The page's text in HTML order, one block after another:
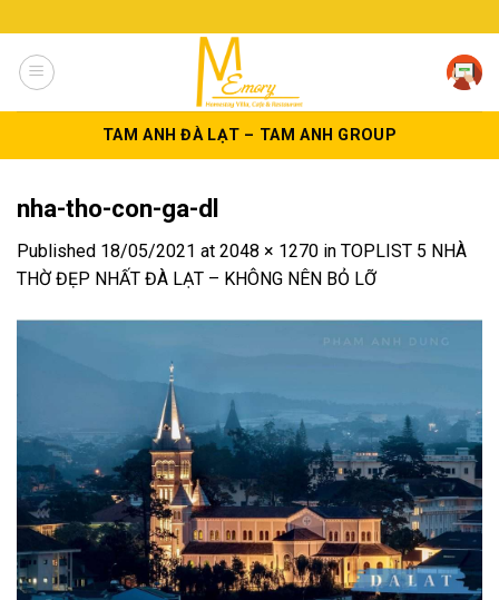
to
content
TAM ANH ĐÀ LẠT – TAM ANH GROUP
nha-tho-con-ga-dl
Published 18/05/2021 at 2048 × 1270 in TOPLIST 5 NHÀ
THỜ ĐẸP NHẤT ĐÀ LẠT – KHÔNG NÊN BỎ LỠ